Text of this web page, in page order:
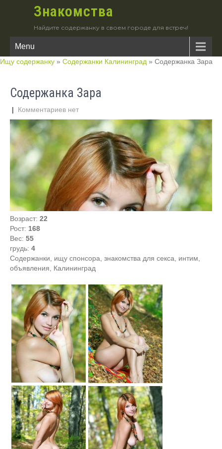
Знакомства
Найдите содержанку в своем городе для встреч!
Menu
Ищу содержанку » Содержанки Калининград » Содержанка Зара
Содержанка Зара
| Комментариев нет
Возраст: 22
Рост: 168
Вес: 55
грудь: 4
Содержанки, ищу спонсора, знакомства для секса, интим,
объявления, Калининград